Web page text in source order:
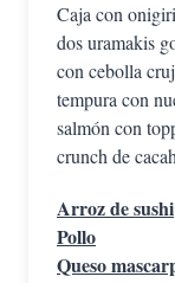
Caja con
dos uramakis
con cebolla
tempura con
salmón con
crunch de
Arroz de sushi
Pollo
Queso